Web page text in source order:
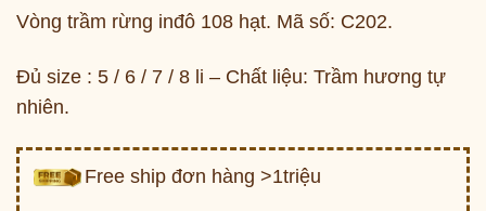
từ
900,000 ₫
đến
Vòng trầm rừng inđô 108 hạt. Mã số: C202.
Đủ size : 5 / 6 / 7 / 8 li – Chất liệu: Trầm hương tự
nhiên.
Free ship đơn hàng >1triệu